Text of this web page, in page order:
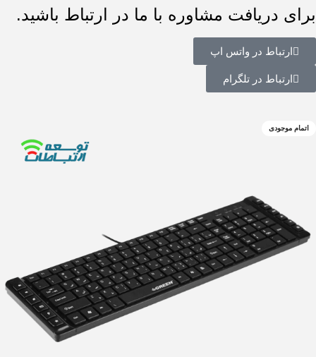
برای دریافت مشاوره با ما در ارتباط باشید.
ارتباط در واتس اپ
ارتباط در تلگرام
اتمام موجودی